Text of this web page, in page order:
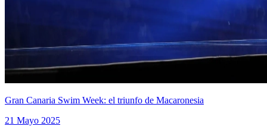
Gran Canaria Swim Week: el triunfo de Macaronesia
21 Mayo 2025